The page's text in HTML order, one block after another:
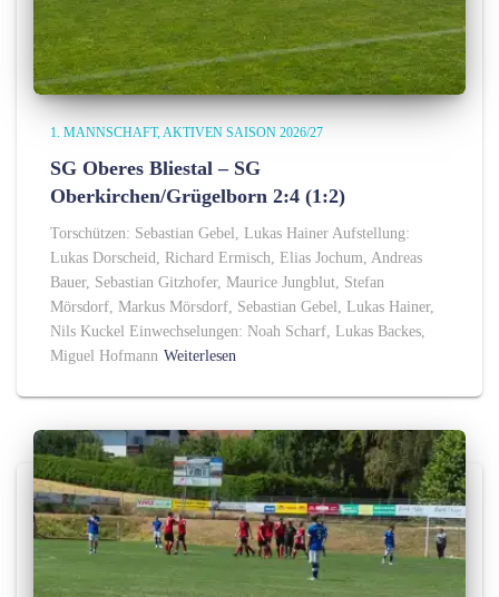
1. MANNSCHAFT AKTIVEN SAISON 2026/27
SG Oberes Bliestal – SG
Oberkirchen/Grügelborn 2:4 (1:2)
Torschützen: Sebastian Gebel, Lukas Hainer Aufstellung:
Lukas Dorscheid, Richard Ermisch, Elias Jochum, Andreas
Bauer, Sebastian Gitzhofer, Maurice Jungblut, Stefan
Mörsdorf, Markus Mörsdorf, Sebastian Gebel, Lukas Hainer,
Nils Kuckel Einwechselungen: Noah Scharf, Lukas Backes,
Miguel Hofmann Weiterlesen